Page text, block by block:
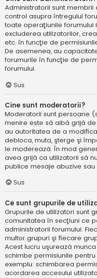
Administratorii sunt
control asupra întregului
toate operaţiunile forumului
excluderea utilizatorilor,
etc. în funcţie de
De asemenea, au
forumurile în funcţie de
forumului.
Sus
Cine sunt moderatorii?
Moderatorii sunt persoane
menire este să aibă grijă
au autoritatea de a
debloca, muta, şterge şi
le moderează. În mod
avea grijă ca utilizatorii să
publice mesaje abuzive
Sus
Ce sunt grupurile de
Grupurile de utilizatori sunt
comunitatea în secţiuni ce
administratorii forumului.
multor grupuri şi fiecare
Acest lucru uşurează
schimbe permisiunile
exemplu: schimbarea
acordarea accesului